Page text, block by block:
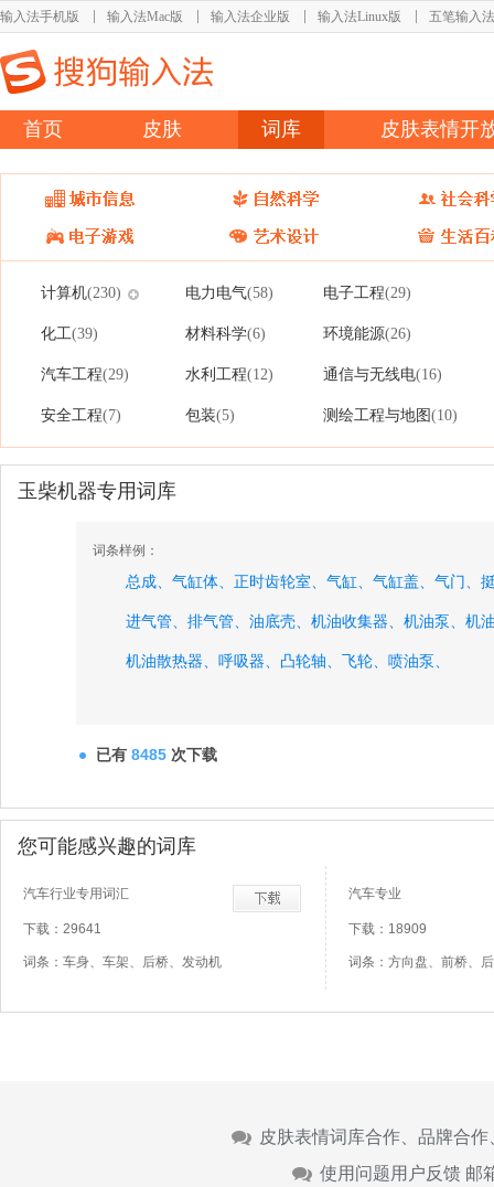
输入法手机版 输入法Mac版 输入法企业版 输入法Linux版 五笔输入法
首页 皮肤 词库 皮肤表情开
计算机(230) 电力电气(58) 电子工程(29)
化工(39) 材料科学(6) 环境能源(26)
汽车工程(29) 水利工程(12) 通信与无线电(16)
安全工程(7) 包装(5) 测绘工程与地图(10)
玉柴机器专用词库
词条样例：
总成、 气缸体、 正时齿轮室、 气缸、 气缸盖、 气门、
进气管、 排气管、 油底壳、 机油收集器、 机油泵、 机
机油散热器、 呼吸器、 凸轮轴、 飞轮、 喷油泵、
已有 8485 次下载
您可能感兴趣的词库
汽车行业专用词汇
下载：29641
词条：车身、车架、后桥、发动机
汽车专业
下载：18909
词条：方向盘、前桥、
皮肤表情词库合作、品牌合
使用问题用户反馈 邮